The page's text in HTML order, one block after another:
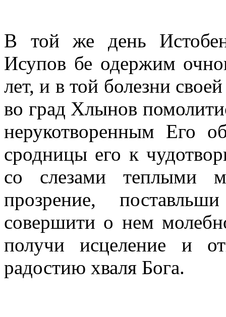
В той же день
Исупов бе одержим
лет, и в той болезни
во град Хлынов
нерукотворенным Его
сродницы его к
со слезами теплыми
прозрение,
совершити о нем
получи исцеление и
радостию хваля Бога.